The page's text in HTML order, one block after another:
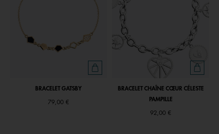
BRACELET GATSBY
79,00 €
BRACELET CHAÎNE CŒUR CÉLESTE
PAMPILLE
92,00 €